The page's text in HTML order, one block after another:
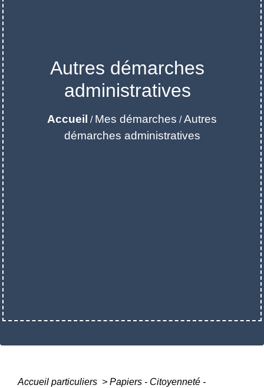
Autres démarches
administratives
Accueil / Mes démarches /Autres
démarches administratives
Accueil particuliers > Papiers - Citoyenneté -